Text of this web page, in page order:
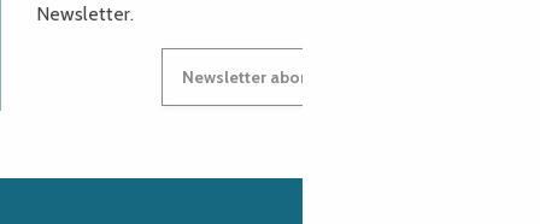
Newsletter.
Newsletter abonnieren